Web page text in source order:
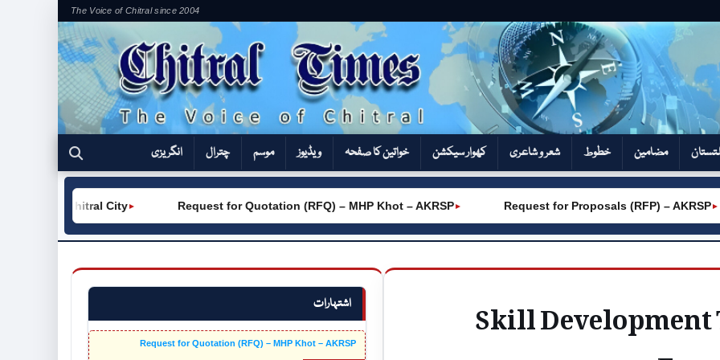
The Voice of Chitral since 2004
مضامین خطوط شعر و شاعری کھوار سیکشن‎ خواتین کا صفحہ ویڈیوز موسم چترال انگریزی
►
Request for Quotation (RFQ) – MHP Khot – AKRSP
►
(W) Chitral City ►
Request for Proposals (RFP) – AKRSP
اشتہارات
Request for Quotation (RFQ) – MHP Khot – AKRSP Skill